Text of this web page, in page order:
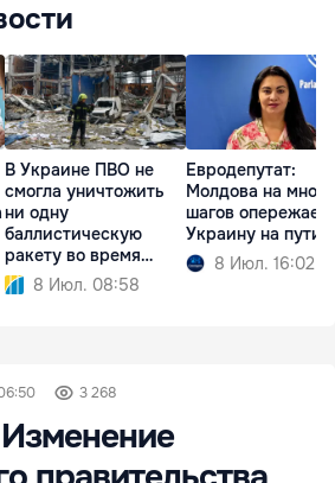
В Украине ПВО не
смогла уничтожить
ни одну
баллистическую
ракету во время
атаки РФ
8 Июл. 08:58
Евродепутат:
Молдова на много
шагов опережает
Украину на пути
8 Июл. 16:02
3 268